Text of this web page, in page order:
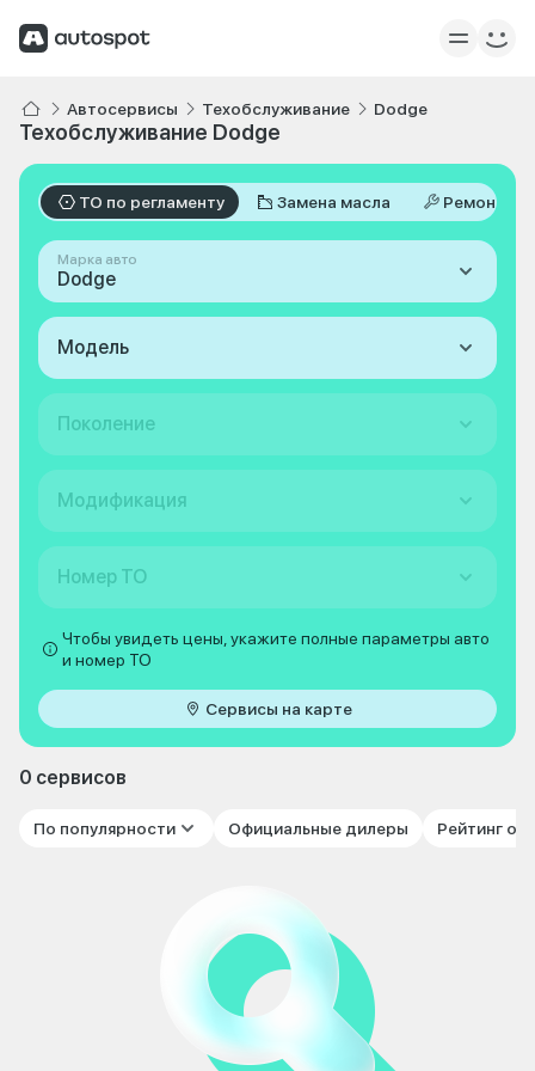
Автосервисы Техобслуживание Dodge
Техобслуживание Dodge
ТО по регламенту Замена масла Ремонт
Марка авто
Dodge
Модель
Поколение
Модификация
Номер ТО
Чтобы увидеть цены, укажите полные параметры авто
и номер ТО
Сервисы на карте
0 сервисов
По популярности Официальные дилеры Рейтинг